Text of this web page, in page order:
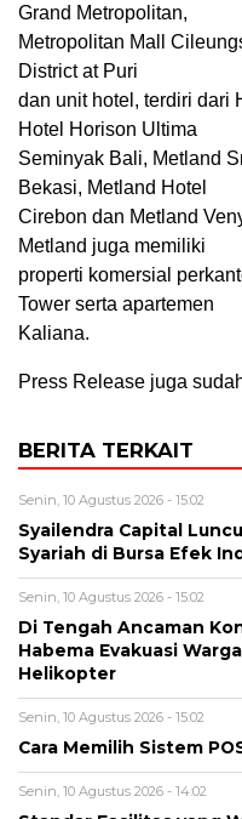
Grand Metropolitan,
Metropolitan Mall
District at Puri
dan unit hotel, terdiri dari
Hotel Horison Ultima
Seminyak Bali, Metland
Bekasi, Metland Hotel
Cirebon dan Metland
Metland juga memiliki
properti komersial
Tower serta apartemen
Kaliana.
Press Release juga
BERITA TERKAIT
Senin, 10 Agustus 2026 - 15:02
Syailendra Capital
Syariah di Bursa Efek
Senin, 10 Agustus 2026 - 15:02
Di Tengah Ancaman
Habema Evakuasi
Helikopter
Senin, 10 Agustus 2026 - 15:02
Cara Memilih Sistem
Senin, 10 Agustus 2026 - 14:02